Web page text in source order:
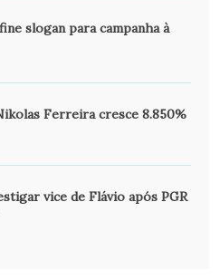
slogan para campanha à
Ferreira cresce 8.850%
vice de Flávio após PGR